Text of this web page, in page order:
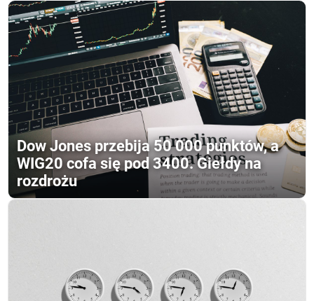
Dow Jones przebija 50 000 punktów, a
WIG20 cofa się pod 3400. Giełdy na
rozdrożu